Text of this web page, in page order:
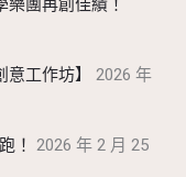
團再創佳績！
工作坊】
2026 年
！ 2026 年 2 月 25